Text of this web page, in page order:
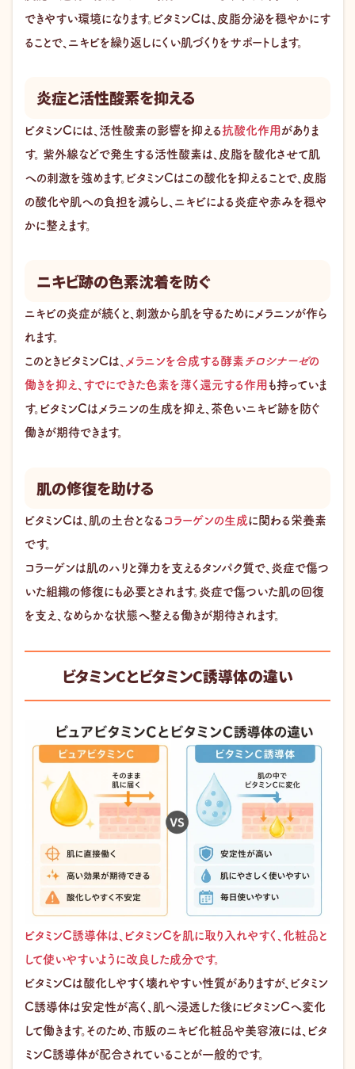
できやすい環境になります。ビタミンCは、皮脂分泌を穏やかにす
ることで、ニキビを繰り返しにくい肌づくりをサポートします。
炎症と活性酸素を抑える
ビタミンCには、活性酸素の影響を抑える 抗酸化作用がありま
す。 紫外線などで発生する活性酸素は、皮脂を酸化させて肌
への刺激を強めます。ビタミンCはこの酸化を抑えることで、皮脂
の酸化や肌への負担を減らし、ニキビによる炎症や赤みを穏や
かに整えます。
ニキビ跡の色素沈着を防ぐ
ニキビの炎症が続くと、刺激から肌を守るためにメラニンが作ら
れます。
このときビタミンCは 、メラニンを合成する酵素 チロシナーゼの
働きを抑え、すでにできた色素を薄く還元する作用も持っていま
す。ビタミンCはメラニンの生成を抑え、茶色いニキビ跡を防ぐ
働きが期待できます。
肌の修復を助ける
ビタミンCは、肌の土台となる コラーゲンの生成に関わる栄養素
です。
コラーゲンは肌のハリと弾力を支えるタンパク質で、炎症で傷つ
いた組織の修復にも必要とされます。炎症で傷ついた肌の回復
を支え、なめらかな状態へ整える働きが期待されます。
ビタミンCとビタミンC誘導体の違い
ビタミンC誘導体は、ビタミンCを肌に取り入れやすく、化粧品と
して使いやすいように改良した成分です。
ビタミンCは酸化しやすく壊れやすい性質がありますが、ビタミン
C誘導体は安定性が高く、肌へ浸透した後にビタミンCへ変化
して働きます。そのため、市販のニキビ化粧品や美容液には、ビタ
ミンC誘導体が配合されていることが一般的です。